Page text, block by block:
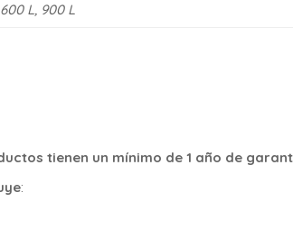
600 L, 900 L
tienen un mínimo de 1 año de
: